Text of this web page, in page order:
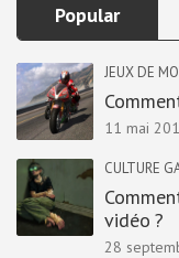
Popular
JEUX DE
11 mai
CULTURE
vidéo ?
28